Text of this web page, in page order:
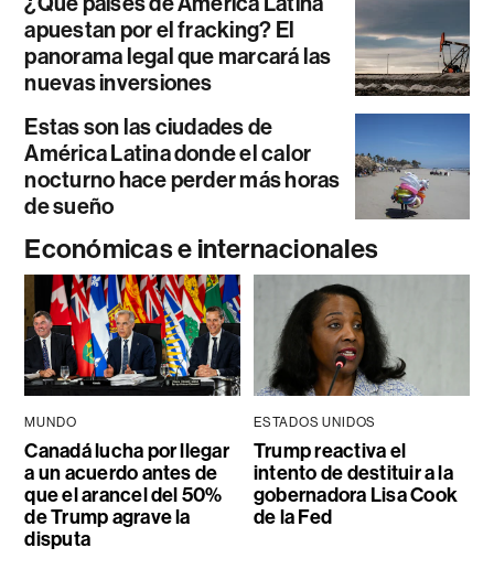
apuestan por el fracking? El
panorama legal que marcará las
nuevas inversiones
Estas son las ciudades de
América Latina donde el calor
nocturno hace perder más horas
de sueño
Económicas e internacionales
MUNDO
Canadá lucha por llegar
a un acuerdo antes de
que el arancel del 50%
de Trump agrave la
disputa
ESTADOS UNIDOS
Trump reactiva el
intento de destituir a la
gobernadora Lisa Cook
de la Fed